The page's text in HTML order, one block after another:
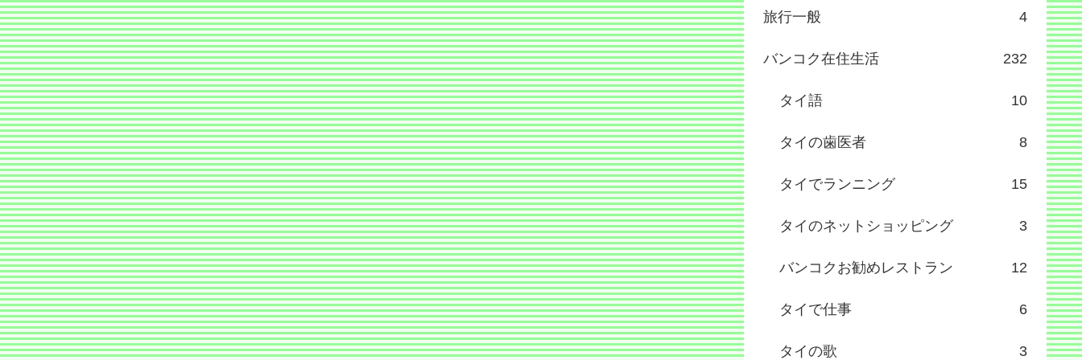
旅行一般 4
バンコク在住生活 232
タイ語 10
タイの歯医者 8
タイでランニング 15
タイのネットショッピング 3
バンコクお勧めレストラン 12
タイで仕事 6
タイの歌 3